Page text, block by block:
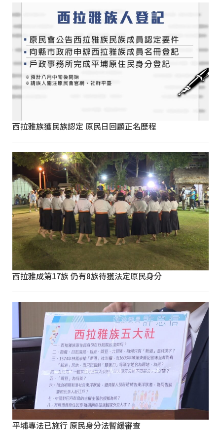
西拉雅族獲民族認定 原民日回顧正名歷程
西拉雅成第17族 仍有8族待獲法定原民身分
平埔專法已施行 原民身分法暫緩審查